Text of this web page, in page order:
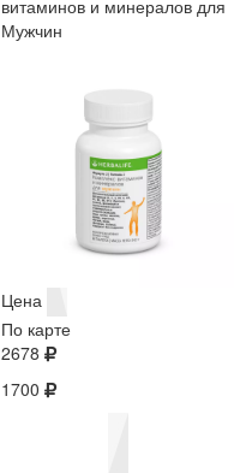
витаминов и минералов для
Мужчин
Цена
По карте
2678
1700